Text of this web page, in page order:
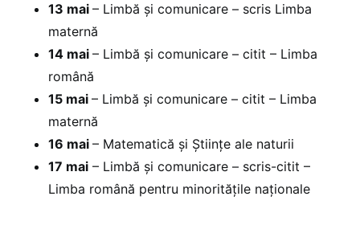
13 mai – Limbă și comunicare – scris Limba
maternă
14 mai – Limbă și comunicare – citit – Limba
română
15 mai – Limbă și comunicare – citit – Limba
maternă
16 mai – Matematică și Științe ale naturii
17 mai – Limbă și comunicare – scris-citit –
Limba română pentru minoritățile naționale